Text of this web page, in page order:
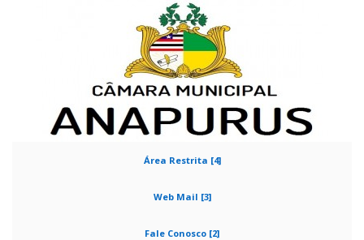
Área Restrita [4]
Web Mail [3]
Fale Conosco [2]